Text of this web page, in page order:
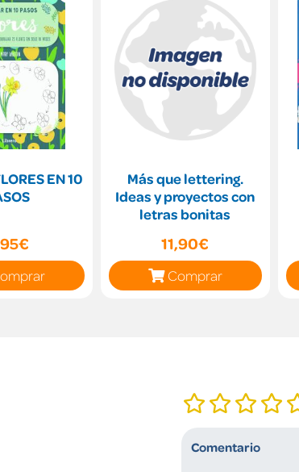
EN 10
Más que lettering.
Ideas y proyectos con
letras bonitas
11,90€
Comprar